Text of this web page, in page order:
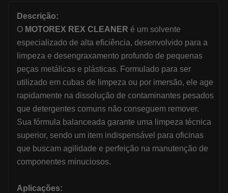
Descrição:
O MOTOREX REX CLEANER é um solvente
especializado de alta eficiência, desenvolvido para a
limpeza e desengraxamento profundo de pequenas
peças metálicas e plásticas. Formulado para ser
utilizado em cubas de limpeza ou por imersão, ele age
rapidamente na dissolução de contaminantes pesados
que detergentes comuns não conseguem remover.
Sua fórmula balanceada garante uma limpeza técnica
superior, sendo um item indispensável para oficinas
que buscam agilidade e perfeição na manutenção de
componentes minuciosos.
Aplicações: